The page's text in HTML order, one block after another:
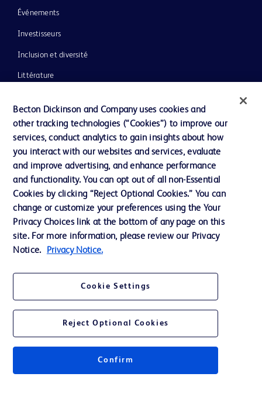
Événements
Investisseurs
Inclusion et diversité
Littérature
Notre entreprise
Éthique et conformité
Assistance
Nous contacter
Préférences en matière de cookies
Confidentialité
Accessibilité du site Web
© 2026 BD. Tous droits réservés. BD et le logo de BD sont des marques
Becton Dickinson and Company uses cookies and
other tracking technologies (“Cookies”) to improve our
services, conduct analytics to gain insights about how
you interact with our websites and services, evaluate
and improve advertising, and enhance performance
and functionality. You can opt out of all non-Essential
Cookies by clicking “Reject Optional Cookies.” You can
change or customize your preferences using the Your
Privacy Choices link at the bottom of any page on this
site. For more information, please review our Privacy
Notice.
Privacy Notice.
Cookie Settings
Reject Optional Cookies
Confirm